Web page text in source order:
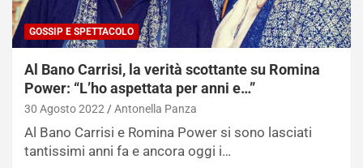
GOSSIP E SPETTACOLO
Al Bano Carrisi, la verità scottante su Romina
Power: “L’ho aspettata per anni e…”
30 Agosto 2022 Antonella Panza
Al Bano Carrisi e Romina Power si sono lasciati
tantissimi anni fa e ancora oggi i…